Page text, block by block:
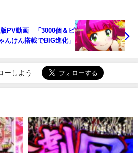
PV動画 ─「3000個＆ビ
んけん搭載でBIG進化」
ーしよう